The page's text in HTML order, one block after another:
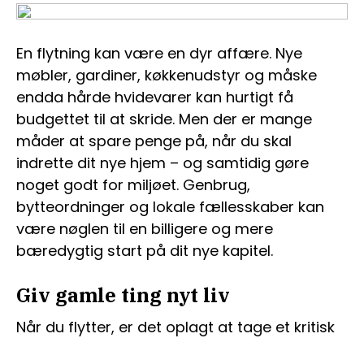
En flytning kan være en dyr affære. Nye
møbler, gardiner, køkkenudstyr og måske
endda hårde hvidevarer kan hurtigt få
budgettet til at skride. Men der er mange
måder at spare penge på, når du skal
indrette dit nye hjem – og samtidig gøre
noget godt for miljøet. Genbrug,
bytteordninger og lokale fællesskaber kan
være nøglen til en billigere og mere
bæredygtig start på dit nye kapitel.
Giv gamle ting nyt liv
Når du flytter, er det oplagt at tage et kritisk